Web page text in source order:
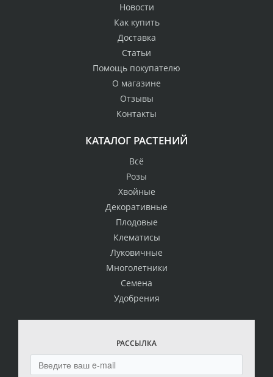
Новости
Как купить
Доставка
Статьи
Помощь покупателю
О магазине
Отзывы
Контакты
КАТАЛОГ РАСТЕНИЙ
Всё
Розы
Хвойные
Декоративные
Плодовые
Клематисы
Луковичные
Многолетники
Семена
Удобрения
РАССЫЛКА